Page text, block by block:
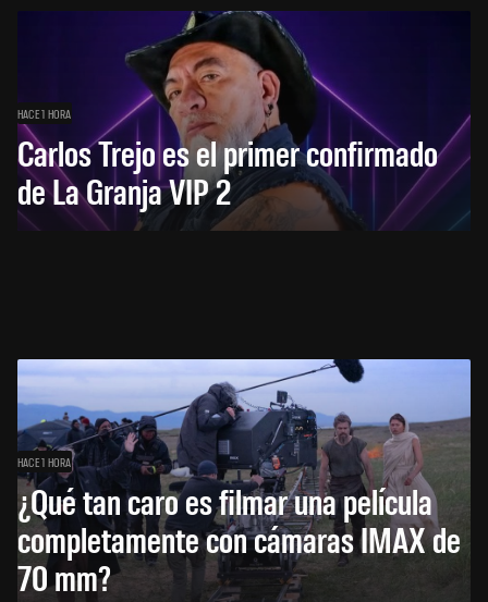
HACE 1 HORA
Carlos Trejo es el primer confirmado
de La Granja VIP 2
HACE 1 HORA
¿Qué tan caro es filmar una película
completamente con cámaras IMAX de
70 mm?